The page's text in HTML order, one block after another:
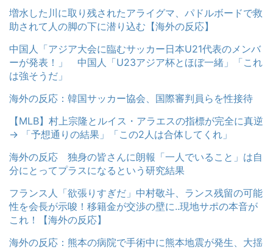
増水した川に取り残されたアライグマ、パドルボードで救
助されて人の脚の下に潜り込む【海外の反応】
中国人「アジア大会に臨むサッカー日本U21代表のメンバ
ーが発表！」 中国人「U23アジア杯とほぼ一緒」「これ
は強そうだ」
海外の反応：韓国サッカー協会、国際審判員らを性接待
【MLB】村上宗隆とルイス・アラエスの指標が完全に真逆
→ 「予想通りの結果」「この2人は合体してくれ」
海外の反応 独身の皆さんに朗報「一人でいること」は自
分にとってプラスになるという研究結果
フランス人「欲張りすぎだ」中村敬斗、ランス残留の可能
性を会長が示唆！移籍金が交渉の壁に..現地サポの本音が
これ！【海外の反応】
海外の反応：熊本の病院で手術中に熊本地震が発生、大揺